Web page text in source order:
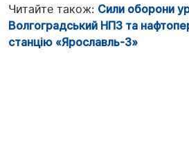
Читайте також: Сили оборони
Волгоградський НПЗ та
станцію «Ярославль-3»